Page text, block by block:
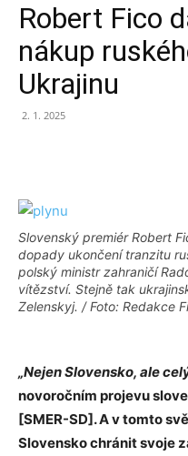
Robert Fico
nákup
Ukrajinu
2. 1. 2025
Slovenský premiér Robert
dopady ukončení tranzitu
polský ministr zahraničí
vítězství. Stejně tak
Zelenskyj. / Foto: Redakce
„Nejen Slovensko, ale
novoročním projevu
[SMER-SD]. A v tomto
Slovensko chránit svoje